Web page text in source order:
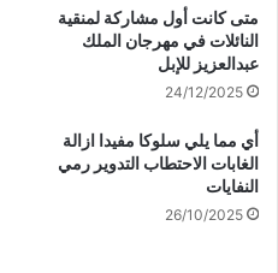
متى كانت أول مشاركة لمنقية
النائلات في مهرجان الملك
عبدالعزيز للإبل
24/12/2025
أي مما يلي سلوكا مفيدا ازالة
الغابات الاحتطاب التدوير رمي
النفايات
26/10/2025